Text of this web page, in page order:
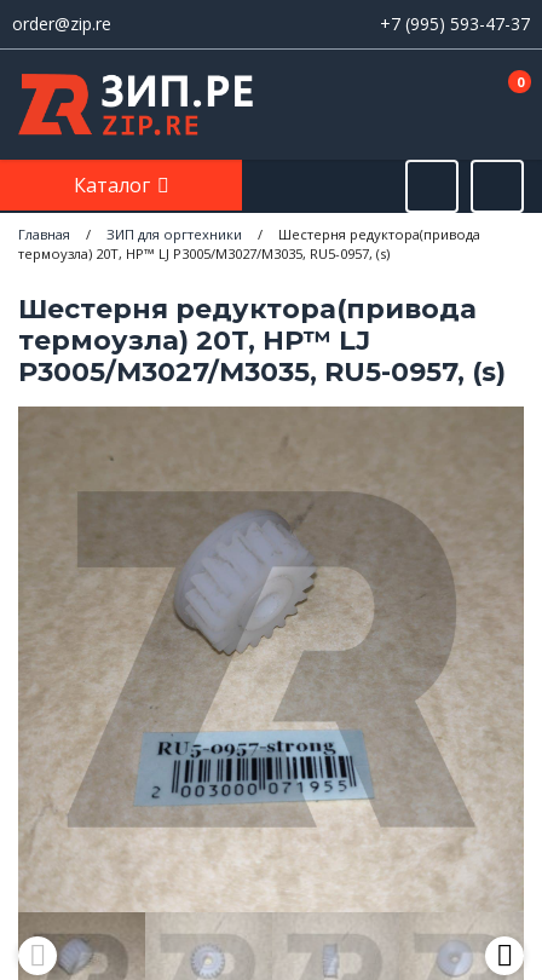
order@zip.re +7 (995) 593-47-37
0
Каталог
Главная / ЗИП для оргтехники /
Шестерня редуктора(привода
термоузла) 20T, HP™ LJ P3005/M3027/M3035, RU5-0957, (s)
Шестерня редуктора(привода
термоузла) 20T, HP™ LJ
P3005/M3027/M3035, RU5-0957, (s)